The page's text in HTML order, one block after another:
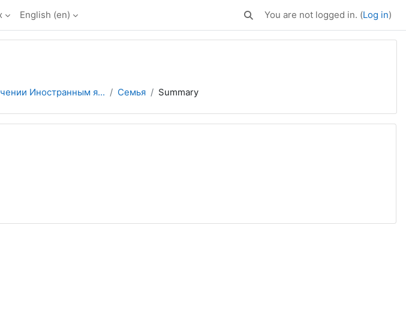
English ‎(en)‎ Toggle search input
You are not logged in. (Log in)
Иностранным я... Семья Summary